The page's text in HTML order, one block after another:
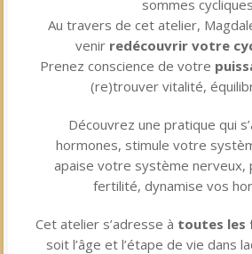
sommes
Au travers de cet atelier,
venir redécouvrir votre
Prenez conscience de votre
(re)trouver vitalité,
Découvrez une pratique qui
hormones, stimule votre
apaise votre système
fertilité, dynamise vos
Cet atelier s’adresse à toutes les
soit l’âge et l’étape de vie dans